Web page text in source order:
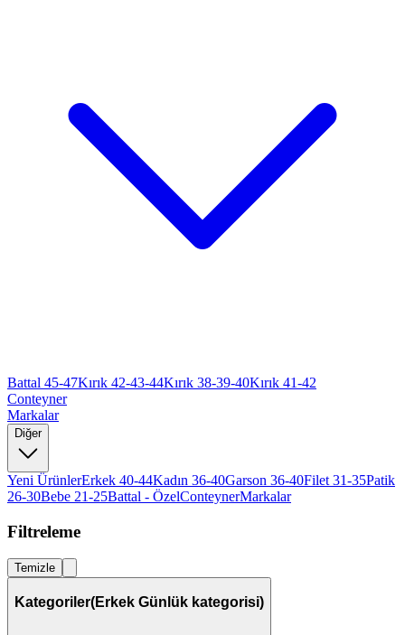
Battal 45-47Kırık 42-43-44Kırık 38-39-40Kırık 41-42
Conteyner
Markalar
Diğer
Yeni ÜrünlerErkek 40-44Kadın 36-40Garson 36-40Filet 31-35Patik
26-30Bebe 21-25Battal - ÖzelConteynerMarkalar
Filtreleme
Temizle
Kategoriler(Erkek Günlük kategorisi)